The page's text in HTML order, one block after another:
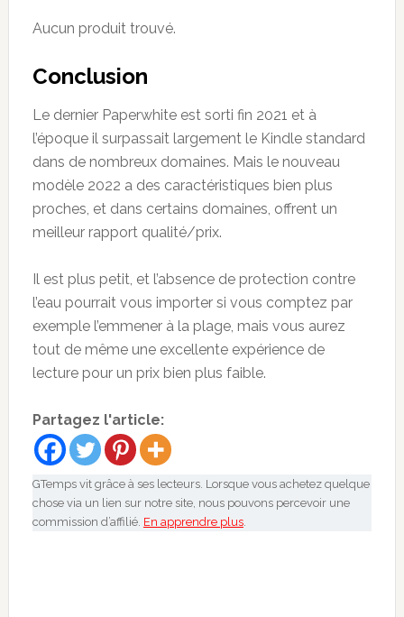
Aucun produit trouvé.
Conclusion
Le dernier Paperwhite est sorti fin 2021 et à
l’époque il surpassait largement le Kindle standard
dans de nombreux domaines. Mais le nouveau
modèle 2022 a des caractéristiques bien plus
proches, et dans certains domaines, offrent un
meilleur rapport qualité/prix.
Il est plus petit, et l’absence de protection contre
l’eau pourrait vous importer si vous comptez par
exemple l’emmener à la plage, mais vous aurez
tout de même une excellente expérience de
lecture pour un prix bien plus faible.
Partagez l'article:
GTemps vit grâce à ses lecteurs. Lorsque vous achetez quelque
chose via un lien sur notre site, nous pouvons percevoir une
commission d’affilié. En apprendre plus.